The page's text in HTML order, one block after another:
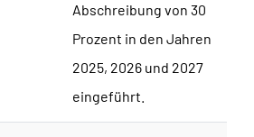
Abschreibung von 30
Prozent in den Jahren
2025, 2026 und 2027
eingeführt.